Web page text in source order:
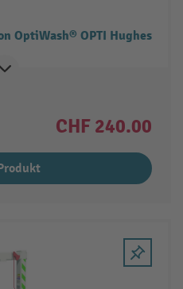
OptiWash® OPTI Hughes
CHF 240.00